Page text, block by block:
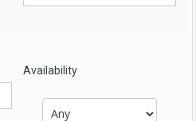
Availability